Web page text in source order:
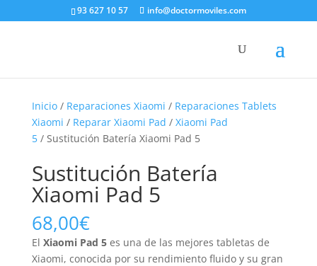
93 627 10 57 info@doctormoviles.com
Inicio/ Reparaciones Xiaomi / Reparaciones Tablets
Xiaomi / Reparar Xiaomi Pad / Xiaomi Pad
5/ Sustitución Batería Xiaomi Pad 5
Sustitución Batería
Xiaomi Pad 5
68,00€
El Xiaomi Pad 5es una de las mejores tabletas de
Xiaomi, conocida por su rendimiento fluido y su gran